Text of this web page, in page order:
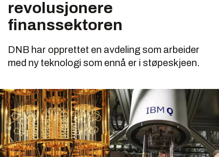
revolusjonere
finanssektoren
DNB har opprettet en avdeling som arbeider
med ny teknologi som ennå er i støpeskjeen.